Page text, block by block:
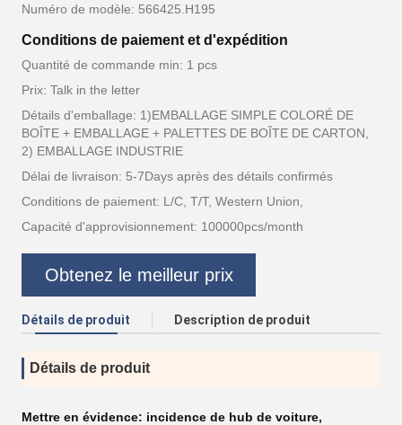
Numéro de modèle: 566425.H195
Conditions de paiement et d'expédition
Quantité de commande min: 1 pcs
Prix: Talk in the letter
Détails d'emballage: 1)EMBALLAGE SIMPLE COLORÉ DE
BOÎTE + EMBALLAGE + PALETTES DE BOÎTE DE CARTON,
2) EMBALLAGE INDUSTRIE
Délai de livraison: 5-7Days après des détails confirmés
Conditions de paiement: L/C, T/T, Western Union,
Capacité d'approvisionnement: 100000pcs/month
Obtenez le meilleur prix
Détails de produit Description de produit
Détails de produit
Mettre en évidence: incidence de hub de voiture,